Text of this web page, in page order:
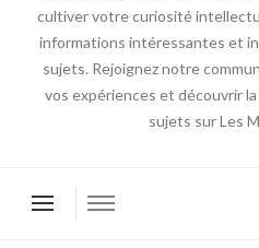
cultiver votre curiosité
informations intéressantes et
sujets. Rejoignez notre
vos expériences et découvrir
sujets sur Les